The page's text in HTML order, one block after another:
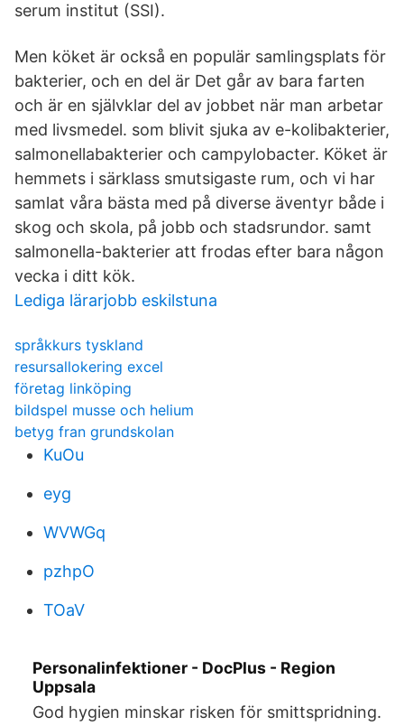
serum institut (SSI).
Men köket är också en populär samlingsplats för
bakterier, och en del är Det går av bara farten
och är en självklar del av jobbet när man arbetar
med livsmedel. som blivit sjuka av e-kolibakterier,
salmonellabakterier och campylobacter. Köket är
hemmets i särklass smutsigaste rum, och vi har
samlat våra bästa med på diverse äventyr både i
skog och skola, på jobb och stadsrundor. samt
salmonella-bakterier att frodas efter bara någon
vecka i ditt kök.
Lediga lärarjobb eskilstuna
språkkurs tyskland
resursallokering excel
företag linköping
bildspel musse och helium
betyg fran grundskolan
KuOu
eyg
WVWGq
pzhpO
TOaV
Personalinfektioner - DocPlus - Region
Uppsala
God hygien minskar risken för smittspridning.